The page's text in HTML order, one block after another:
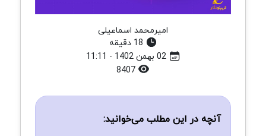
امیرمحمد اسماعیلی
02 بهمن 1402 - 11:11
آنچه در این مطلب می‌خوانید: